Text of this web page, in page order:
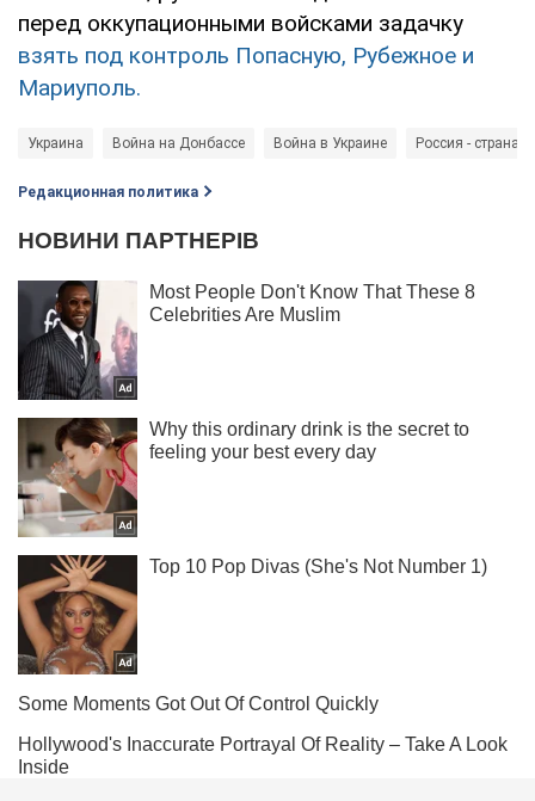
перед оккупационными войсками задачку
взять под контроль Попасную, Рубежное и
Мариуполь.
Украина Война на Донбассе Война в Украине Россия - страна-
Редакционная политика